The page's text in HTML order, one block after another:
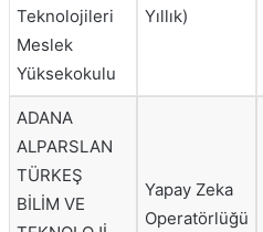
Teknolojileri
Meslek
Yüksekokulu
Yıllık)
ADANA
ALPARSLAN
TÜRKEŞ
BİLİM VE
Yapay Zeka
Operatörlüğü